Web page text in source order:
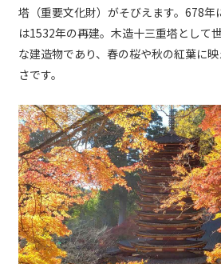
塔（重要文化財）がそびえます。678年
は1532年の再建。木造十三重塔として
な建造物であり、春の桜や秋の紅葉に
さです。